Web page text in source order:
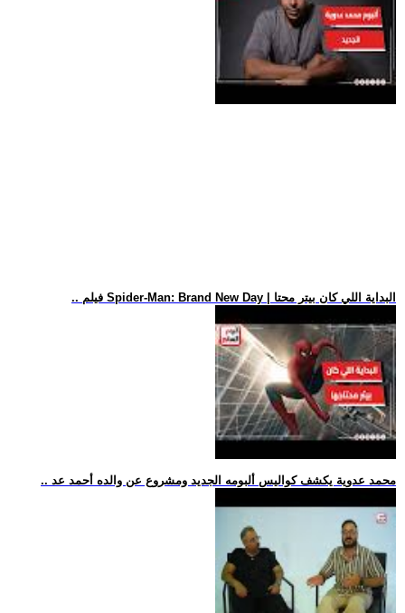
.. فيلم Spider-Man: Brand New Day | البداية اللي كان بيتر محتا
.. محمد عدوية يكشف كواليس ألبومه الجديد ومشروع عن والده أحمد عد